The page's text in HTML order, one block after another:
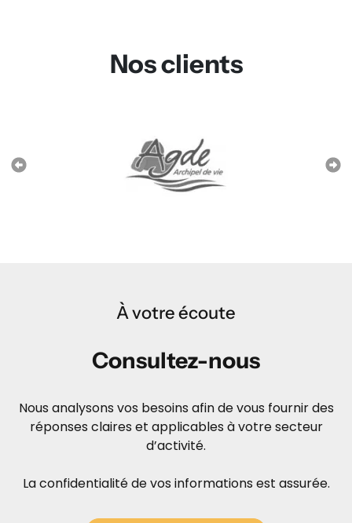
Nos clients
À votre écoute
Consultez-nous
Nous analysons vos besoins afin de vous fournir des
réponses claires et applicables à votre secteur
d’activité.
La confidentialité de vos informations est assurée.